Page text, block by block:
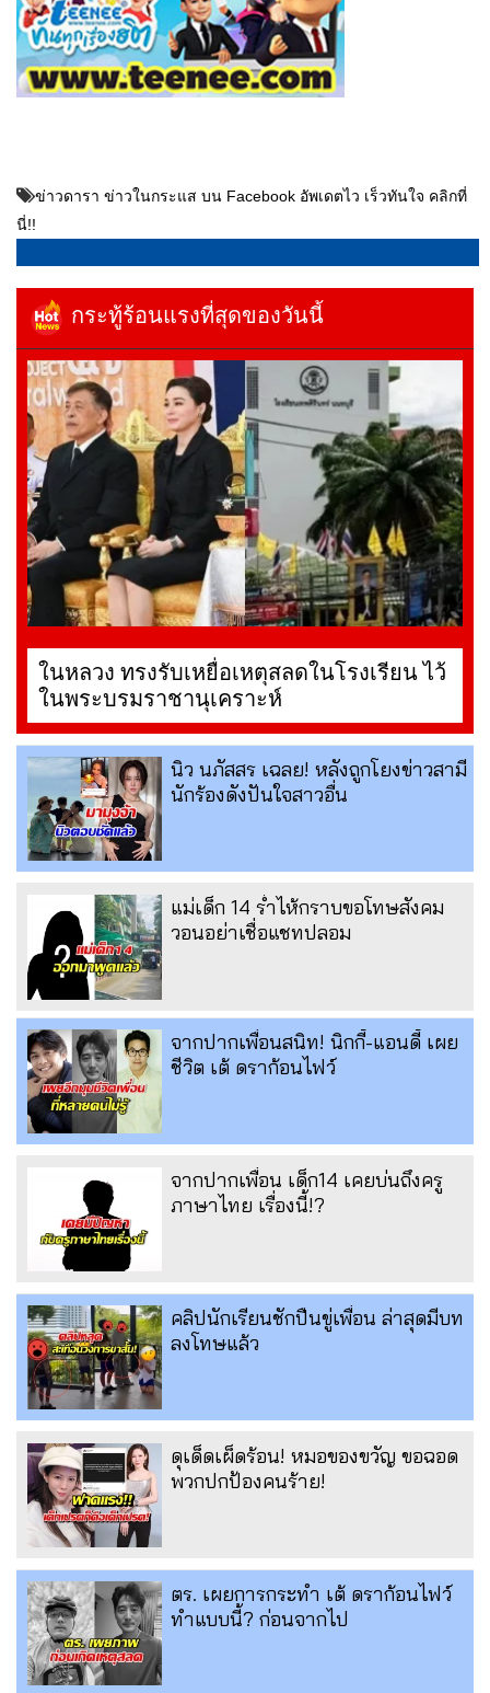
ข่าวดารา ข่าวในกระแส บน Facebook อัพเดตไว เร็วทันใจ คลิกที่
นี่!!
กระทู้ร้อนแรงที่สุดของวันนี้
ในหลวง ทรงรับเหยื่อเหตุสลดในโรงเรียน ไว้
ในพระบรมราชานุเคราะห์
นิว นภัสสร เฉลย! หลังถูกโยงข่าวสามี
นักร้องดังปันใจสาวอื่น
แม่เด็ก 14 ร่ำไห้กราบขอโทษสังคม
วอนอย่าเชื่อแชทปลอม
จากปากเพื่อนสนิท! นิกกี้-แอนดี้ เผย
ชีวิต เต้ ดราก้อนไฟว์
จากปากเพื่อน เด็ก14 เคยบ่นถึงครู
ภาษาไทย เรื่องนี้!?
คลิปนักเรียนชักปืนขู่เพื่อน ล่าสุดมีบท
ลงโทษแล้ว
ดุเด็ดเผ็ดร้อน! หมอของขวัญ ขอฉอด
พวกปกป้องคนร้าย!
ตร. เผยการกระทำ เต้ ดราก้อนไฟว์
ทำแบบนี้? ก่อนจากไป